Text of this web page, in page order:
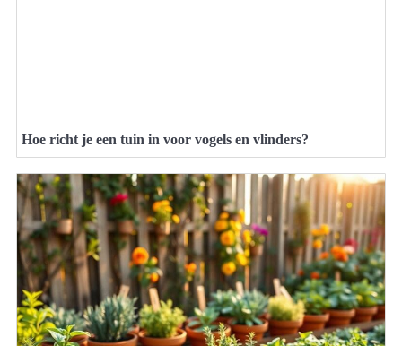
Hoe richt je een tuin in voor vogels en vlinders?